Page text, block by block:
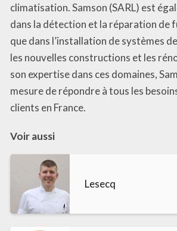
climatisation. Samson (SARL) est
dans la détection et la réparation de
que dans l’installation de systèmes
les nouvelles constructions et les
son expertise dans ces domaines,
mesure de répondre à tous les
clients en France.
Voir aussi
Lesecq